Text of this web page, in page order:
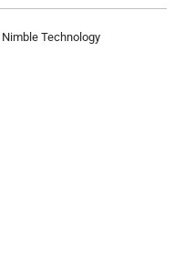
Nimble Technology